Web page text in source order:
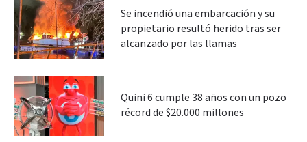
Se incendió una embarcación y su
propietario resultó herido tras ser
alcanzado por las llamas
Quini 6 cumple 38 años con un pozo
récord de $20.000 millones